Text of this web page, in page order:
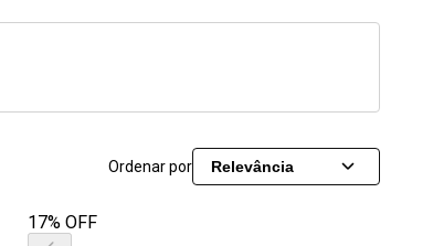
Ordenar por Relevância
17% OFF